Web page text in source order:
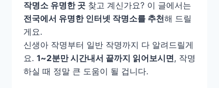
작명소 유명한 곳 찾고 계신가요? 이 글에서는
전국에서 유명한 인터넷 작명소를 추천해 드릴
게요.
신생아 작명부터 일반 작명까지 다 알려드릴게
요. 1~2분만 시간내서 끝까지 읽어보시면, 작명
하실 때 정말 큰 도움이 될 겁니다.